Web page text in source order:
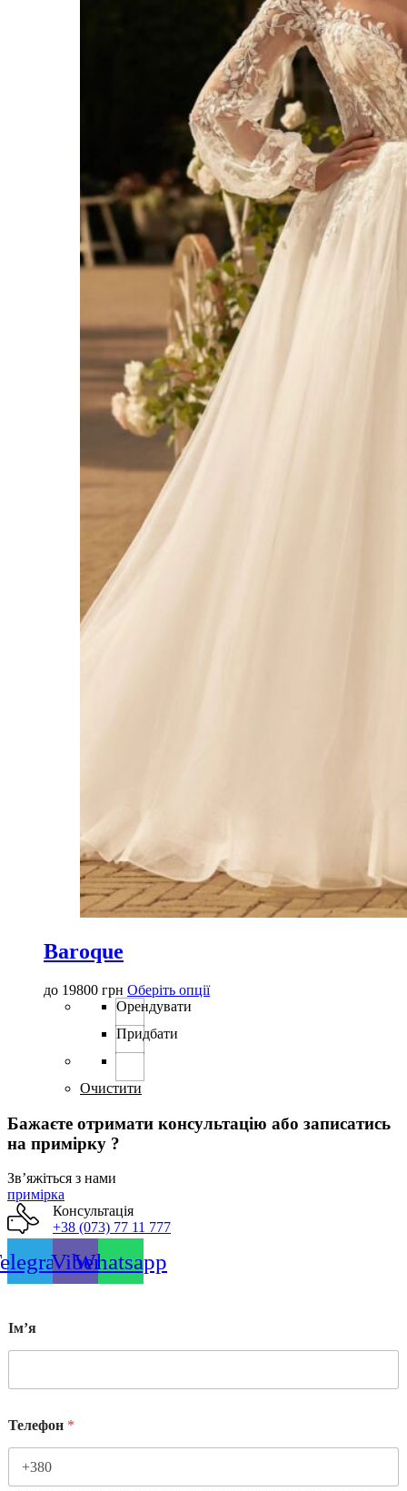
Baroque
до 19800 грн Оберіть опціїЦей
на
сторінці
Орендувати
Придбати
Очистити
Бажаєте отримати консультацію або записатись
на примірку ?
Звʼяжіться з нами
примірка
Консультація
+38 (073) 77 11 777
ViberWhatsapp
Імʼя
Телефон *